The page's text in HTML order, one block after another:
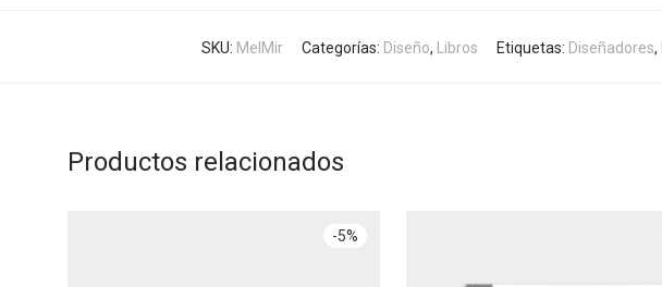
SKU: MelMir Categorías: Diseño, Libros Etiquetas: Diseñadores,
Productos relacionados
-5%